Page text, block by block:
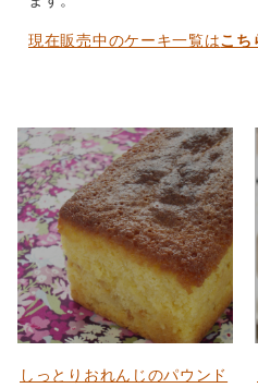
現在販売中のケーキ一覧はこち
しっとりおれんじのパウンド